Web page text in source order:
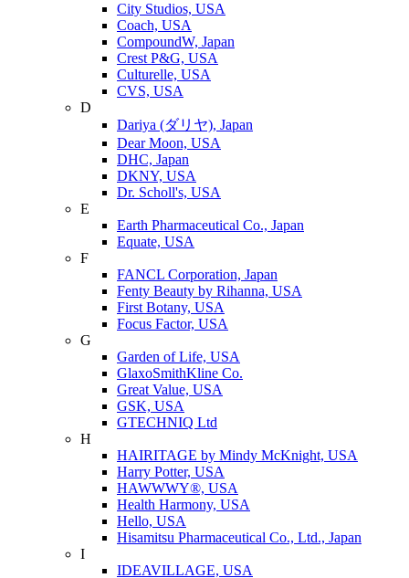
City Studios, USA
Coach, USA
CompoundW, Japan
Crest P&G, USA
Culturelle, USA
CVS, USA
D
Dariya (ダリヤ), Japan
Dear Moon, USA
DHC, Japan
DKNY, USA
Dr. Scholl's, USA
E
Earth Pharmaceutical Co., Japan
Equate, USA
F
FANCL Corporation, Japan
Fenty Beauty by Rihanna, USA
First Botany, USA
Focus Factor, USA
G
Garden of Life, USA
GlaxoSmithKline Co.
Great Value, USA
GSK, USA
GTECHNIQ Ltd
H
HAIRITAGE by Mindy McKnight, USA
Harry Potter, USA
HAWWWY®, USA
Health Harmony, USA
Hello, USA
Hisamitsu Pharmaceutical Co., Ltd., Japan
I
IDEAVILLAGE, USA